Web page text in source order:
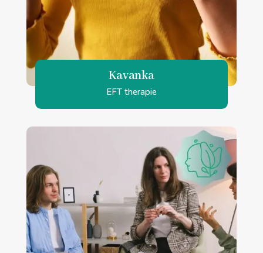
Kavanka
EFT therapie